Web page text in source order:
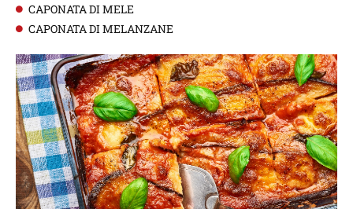
CAPONATA DI MELE
CAPONATA DI MELANZANE